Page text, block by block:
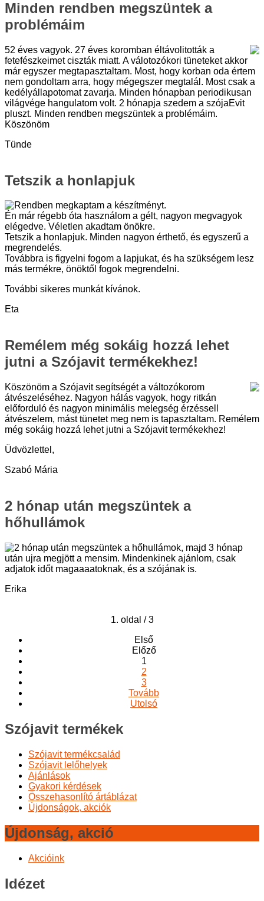
Minden rendben megszüntek a
problémáim
52 éves vagyok. 27 éves koromban éltávolitották a
fetefészkeimet ciszták miatt. A válotozókori tüneteket akkor
már egyszer megtapasztaltam. Most, hogy korban oda értem
nem gondoltam arra, hogy mégegszer megtalál. Most csak a
kedélyállapotomat zavarja. Minden hónapban periodikusan
világvége hangulatom volt. 2 hónapja szedem a szójaEvit
pluszt. Minden rendben megszüntek a problémáim.
Köszönöm
Tünde
Tetszik a honlapjuk
Rendben megkaptam a készítményt.
Én már régebb óta használom a gélt, nagyon megvagyok
elégedve. Véletlen akadtam önökre.
Tetszik a honlapjuk. Minden nagyon érthető, és egyszerű a
megrendelés.
Továbbra is figyelni fogom a lapjukat, és ha szükségem lesz
más termékre, önöktől fogok megrendelni.
További sikeres munkát kívánok.
Eta
Remélem még sokáig hozzá lehet
jutni a Szójavit termékekhez!
Köszönöm a Szójavit segítségét a változókorom
átvészeléséhez. Nagyon hálás vagyok, hogy ritkán
előforduló és nagyon minimális melegség érzéssell
átvészelem, mást tünetet meg nem is tapasztaltam. Remélem
még sokáig hozzá lehet jutni a Szójavit termékekhez!
Üdvözlettel,
Szabó Mária
2 hónap után megszüntek a
hőhullámok
2 hónap után megszüntek a hőhullámok, majd 3 hónap
után ujra megjött a mensim. Mindenkinek ajánlom, csak
adjatok időt magaaaatoknak, és a szójának is.
Erika
1. oldal / 3
Első
Előző
1
2
3
Tovább
Utolsó
Szójavit termékek
Szójavit termékcsalád
Szójavit lelőhelyek
Ajánlások
Gyakori kérdések
Összehasonlító ártáblázat
Újdonságok, akciók
Újdonság, akció
Akcióink
Idézet